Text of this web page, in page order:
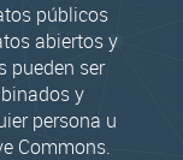
públicos
abiertos y
pueden ser
y
persona u
Commons.